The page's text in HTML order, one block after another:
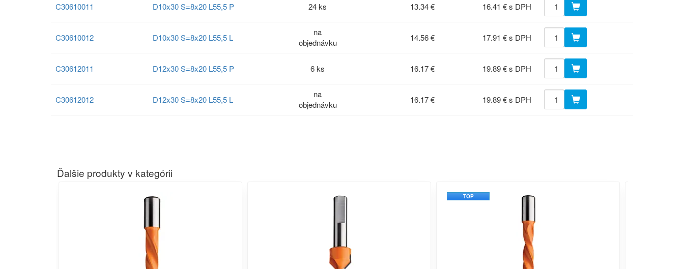
C30610011 D10x30 S=8x20 L55,5 P 24 ks 13.34 € 16.41 € s DPH
C30610012 D10x30 S=8x20 L55,5 L
na
objednávku
14.56 € 17.91 € s DPH
C30612011 D12x30 S=8x20 L55,5 P 6 ks 16.17 € 19.89 € s DPH
C30612012 D12x30 S=8x20 L55,5 L
na
objednávku
16.17 € 19.89 € s DPH
Ďalšie produkty v kategórii
TOP